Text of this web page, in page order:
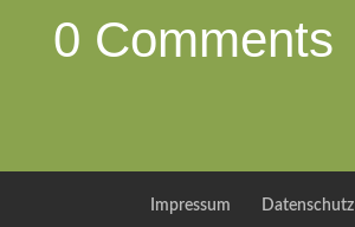
0 Comments
Impressum
Datenschutz